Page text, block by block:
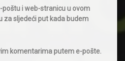
poštu i web-stranicu u ovom
za sljedeći put kada budem
komentarima putem e-pošte.